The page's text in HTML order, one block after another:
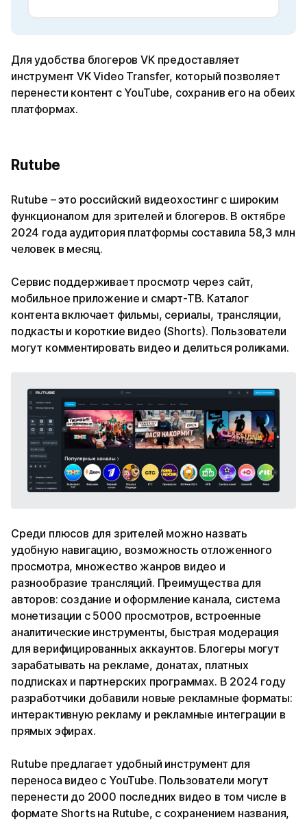
Для удобства блогеров VK предоставляет
инструмент VK Video Transfer, который позволяет
перенести контент с YouTube, сохранив его на обеих
платформах.
Rutube
Rutube – это российский видеохостинг с широким
функционалом для зрителей и блогеров. В октябре
2024 года аудитория платформы составила 58,3 млн
человек в месяц.
Сервис поддерживает просмотр через сайт,
мобильное приложение и смарт-ТВ. Каталог
контента включает фильмы, сериалы, трансляции,
подкасты и короткие видео (Shorts). Пользователи
могут комментировать видео и делиться роликами.
Среди плюсов для зрителей можно назвать
удобную навигацию, возможность отложенного
просмотра, множество жанров видео и
разнообразие трансляций. Преимущества для
авторов: создание и оформление канала, система
монетизации с 5000 просмотров, встроенные
аналитические инструменты, быстрая модерация
для верифицированных аккаунтов. Блогеры могут
зарабатывать на рекламе, донатах, платных
подписках и партнерских программах. В 2024 году
разработчики добавили новые рекламные форматы:
интерактивную рекламу и рекламные интеграции в
прямых эфирах.
Rutube предлагает удобный инструмент для
переноса видео с YouTube. Пользователи могут
перенести до 2000 последних видео в том числе в
формате Shorts на Rutube, с сохранением названия,